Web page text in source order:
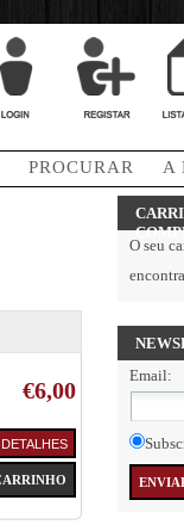
PROCURAR A
€6,00
O seu
Email: